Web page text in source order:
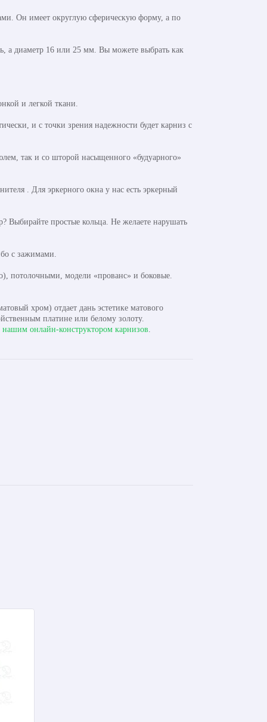
Он имеет округлую сферическую форму, а по
а диаметр 16 или 25 мм. Вы можете выбрать как
и легкой ткани.
и с точки зрения надежности будет карниз с
так и со шторой насыщенного «будуарного»
. Для эркерного окна у нас есть эркерный
Выбирайте простые кольца. Не желаете нарушать
с зажимами.
потолочными, модели «прованс» и боковые.
хром) отдает дань эстетике матового
платине или белому золоту.
нашим онлайн-конструктором карнизов.